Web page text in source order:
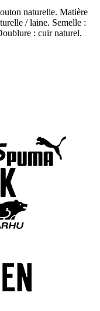
naturelle. Matière
/ laine. Semelle :
: cuir naturel.